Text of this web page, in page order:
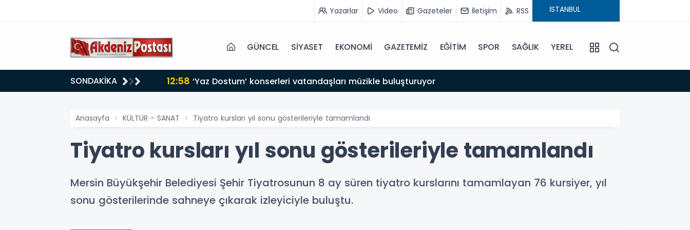
Yazarlar Video Gazeteler İletişim RSS
GÜNCEL SİYASET EKONOMİ GAZETEMİZ EĞİTİM SPOR SAĞLIK YEREL
SONDAKİKA 12:58 ‘Yaz Dostum’ konserleri vatandaşları müzikle buluşturuyor
Anasayfa KÜLTÜR - SANAT Tiyatro kursları yıl sonu gösterileriyle tamamlandı
Tiyatro kursları yıl sonu gösterileriyle tamamlandı
Mersin Büyükşehir Belediyesi Şehir Tiyatrosunun 8 ay süren tiyatro kurslarını tamamlayan 76 kursiyer, yıl
sonu gösterilerinde sahneye çıkarak izleyiciyle buluştu.